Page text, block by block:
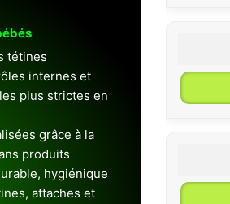
tétines
internes et
plus strictes en
grâce à la
produits
hygiénique
attaches et